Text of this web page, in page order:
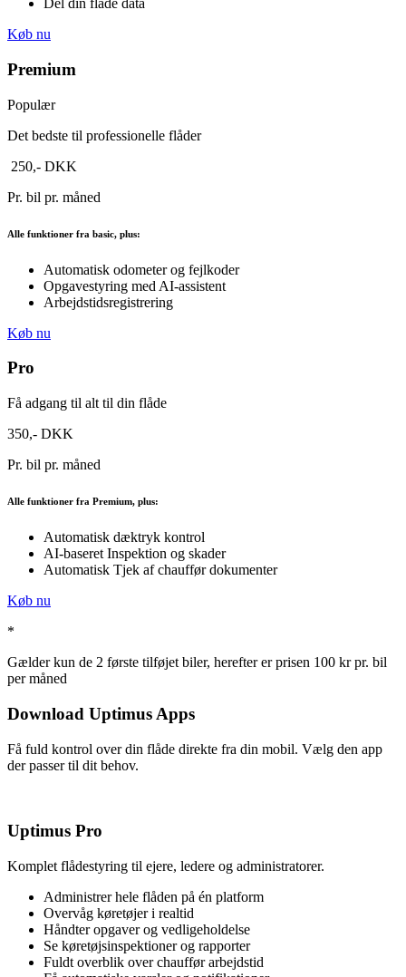
Del din flåde data
Køb nu
Premium
Populær
Det bedste til professionelle flåder
250,- DKK
Pr. bil pr. måned
Alle funktioner fra basic, plus:
Automatisk odometer og fejlkoder
Opgavestyring med AI-assistent
Arbejdstidsregistrering
Køb nu
Pro
Få adgang til alt til din flåde
350,- DKK
Pr. bil pr. måned
Alle funktioner fra Premium, plus:
Automatisk dæktryk kontrol
AI-baseret Inspektion og skader
Automatisk Tjek af chauffør dokumenter
Køb nu
*
Gælder kun de 2 første tilføjet biler, herefter er prisen 100 kr pr. bil
per måned
Download Uptimus Apps
Få fuld kontrol over din flåde direkte fra din mobil. Vælg den app
der passer til dit behov.
Uptimus Pro
Komplet flådestyring til ejere, ledere og administratorer.
Administrer hele flåden på én platform
Overvåg køretøjer i realtid
Håndter opgaver og vedligeholdelse
Se køretøjsinspektioner og rapporter
Fuldt overblik over chauffør arbejdstid